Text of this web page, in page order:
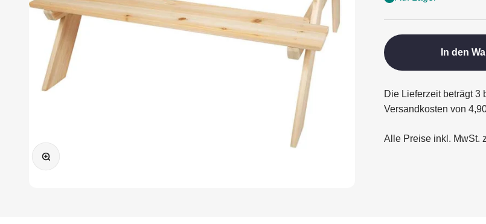
Bild vergrößern
In den
Die Lieferzeit beträgt 3
Versandkosten von
Alle Preise inkl. MwSt.